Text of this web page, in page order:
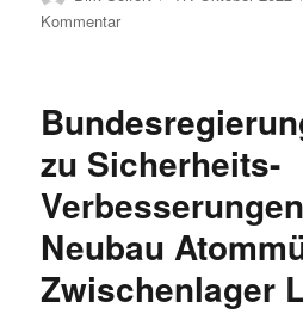
Kommentarzu
bei
Atommülllagerung
–
für
Neubau
Lubmin
zu Sicherheits-
Neubau
Zwischenlager